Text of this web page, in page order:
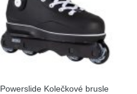
Powerslide Kolečkové brusle